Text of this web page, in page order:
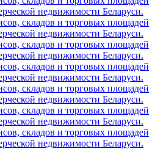
недвижимости Беларуси.
складов и торговых площадей
недвижимости Беларуси.
складов и торговых площадей
недвижимости Беларуси.
складов и торговых площадей
недвижимости Беларуси.
складов и торговых площадей
недвижимости Беларуси.
складов и торговых площадей
недвижимости Беларуси.
складов и торговых площадей
недвижимости Беларуси.